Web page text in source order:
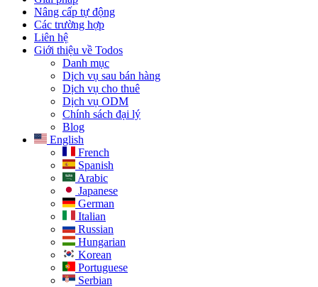
Nâng cấp tự động
Các trường hợp
Liên hệ
Giới thiệu về Todos
Danh mục
Dịch vụ sau bán hàng
Dịch vụ cho thuê
Dịch vụ ODM
Chính sách đại lý
Blog
English
French
Spanish
Arabic
Japanese
German
Italian
Russian
Hungarian
Korean
Portuguese
Serbian